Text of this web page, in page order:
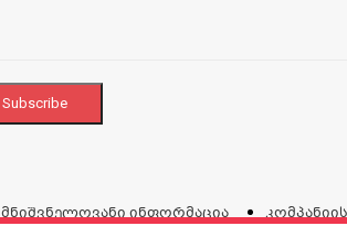
მნიშვნელოვანი ინფორმაცია